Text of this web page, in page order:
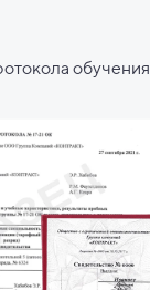
обучения